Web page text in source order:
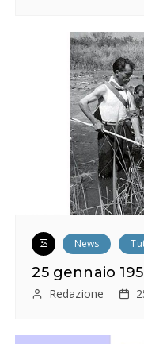
News
25 gennaio
Redazione